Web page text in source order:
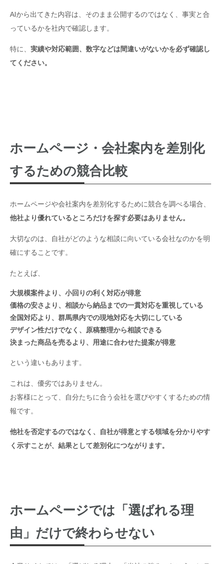
当社のホームページと会社案内パンフレットを見直すため
に、競合他社との違いを整理したいです。 以下の情報をも
とに、自社の強みと差別化できるポイントを分析してくださ
い。
例：〇〇の製造、〇〇の施工、ホームページ制作、パンフレ
【主なお客様】
例：群馬県内の中小企業、製造業、一般消費者、採用応募者
など
【お客様からよく言われること】
例：相談しやすい、対応が早い、説明が分かりやすいなど
例：提案内容、価格、実績、対応範囲、担当者の対応など
【他社では対応が難しいが、自社では対応できること】
例：小ロット、短納期、一括対応、現地対応、専門分野など
【実績や経験】
例：対応業界、案件数、創業年数、継続取引、受賞歴など
【会社として大切にしていること】
次の内容を整理してください。
4. ホームページで使える見出し案
5. 会社案内パンフレットで使える説明文
6. まだ情報が足りない部分
7. 社内で追加確認した方がよい質問
AIから出てきた内容は、そのまま公開するのではなく、事実と合
っているかを社内で確認します。
特に、 実績や対応範囲、数字などは間違いがないかを必ず確認し
てください。
ホームページ・会社案内を差別化
するための競合比較
ホームページや会社案内を差別化するために競合を調べる場合、
他社より優れているところだけを探す必要はありません。
大切なのは、自社がどのような相談に向いている会社なのかを明
確にすることです。
たとえば、
大規模案件より、小回りの利く対応が得意
価格の安さより、相談から納品までの一貫対応を重視している
全国対応より、群馬県内での現地対応を大切にしている
デザイン性だけでなく、原稿整理から相談できる
決まった商品を売るより、用途に合わせた提案が得意
という違いもあります。
これは、優劣ではありません。
お客様にとって、自分たちに合う会社を選びやすくするための情
報です。
他社を否定するのではなく、自社が得意とする領域を分かりやす
く示すことが、結果として差別化につながります。
ホームページでは「選ばれる理
由」だけで終わらせない